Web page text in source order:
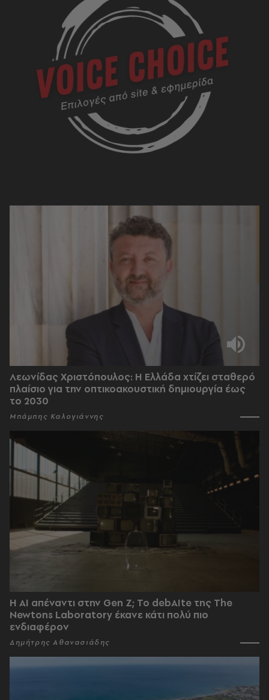
Λεωνίδας Χριστόπουλος: Η Ελλάδα χτίζει σταθερό
πλαίσιο για την οπτικοακουστική δημιουργία έως
το 2030
Μπάμπης Καλογιάννης
Η AI απέναντι στην Gen Z; Το debAIte της The
Newtons Laboratory έκανε κάτι πολύ πιο
ενδιαφέρον
Δημήτρης Αθανασιάδης